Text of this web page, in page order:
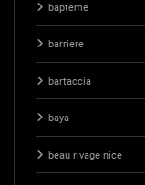
bapteme
barriere
bartaccia
baya
beau rivage nice